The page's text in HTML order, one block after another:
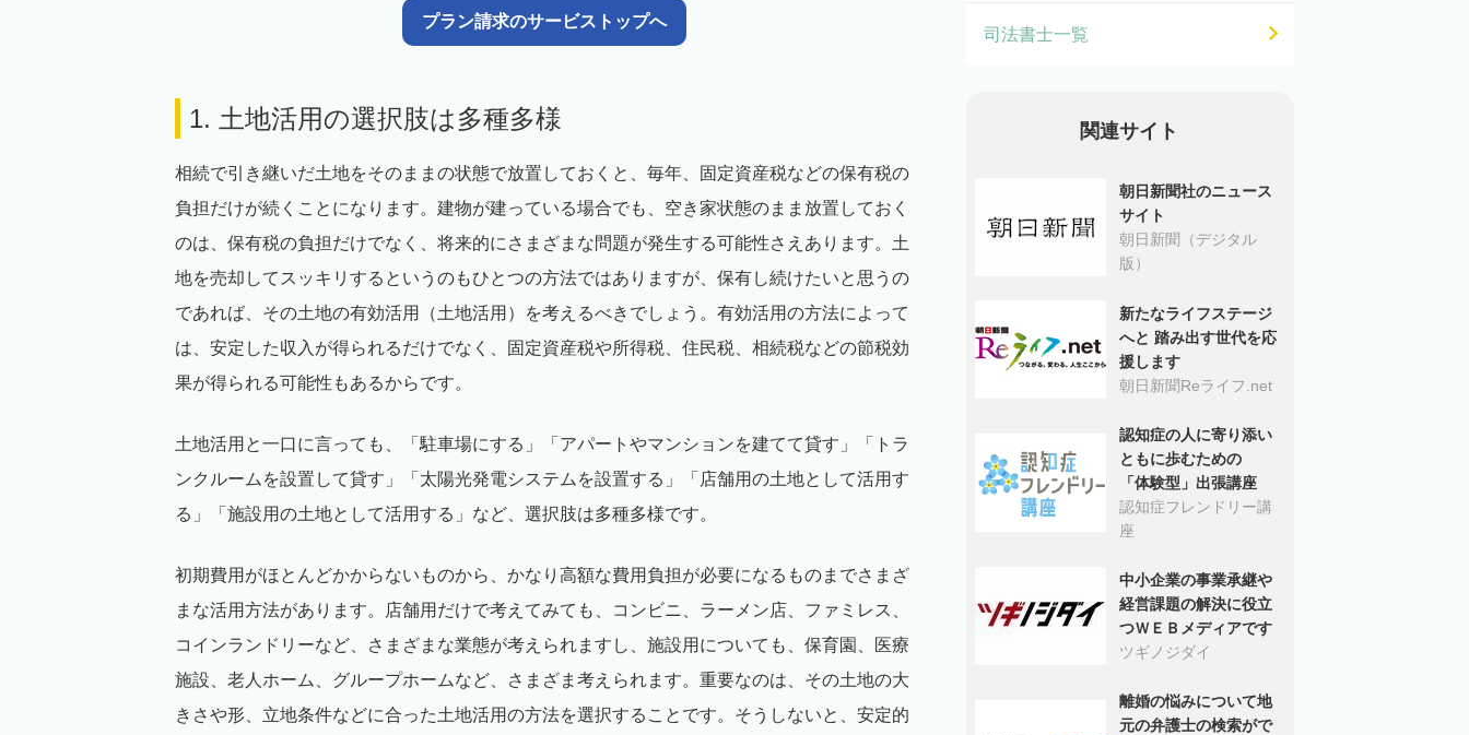
プラン請求のサービストップへ
1. 土地活用の選択肢は多種多様
相続で引き継いだ土地をそのままの状態で放置しておくと、毎年、固定資産税などの保有税の
負担だけが続くことになります。建物が建っている場合でも、空き家状態のまま放置しておく
のは、保有税の負担だけでなく、将来的にさまざまな問題が発生する可能性さえあります。土
地を売却してスッキリするというのもひとつの方法ではありますが、保有し続けたいと思うの
であれば、その土地の有効活用（土地活用）を考えるべきでしょう。有効活用の方法によって
は、安定した収入が得られるだけでなく、固定資産税や所得税、住民税、相続税などの節税効
果が得られる可能性もあるからです。
土地活用と一口に言っても、「駐車場にする」「アパートやマンションを建てて貸す」「トラ
ンクルームを設置して貸す」「太陽光発電システムを設置する」「店舗用の土地として活用す
る」「施設用の土地として活用する」など、選択肢は多種多様です。
初期費用がほとんどかからないものから、かなり高額な費用負担が必要になるものまでさまざ
まな活用方法があります。店舗用だけで考えてみても、コンビニ、ラーメン店、ファミレス、
コインランドリーなど、さまざまな業態が考えられますし、施設用についても、保育園、医療
施設、老人ホーム、グループホームなど、さまざま考えられます。重要なのは、その土地の大
きさや形、立地条件などに合った土地活用の方法を選択することです。そうしないと、安定的
司法書士一覧
関連サイト
朝日新聞社のニュース
サイト
朝日新聞（デジタル
版）
新たなライフステージ
へと 踏み出す世代を応
援します
朝日新聞Reライフ.net
認知症の人に寄り添い
ともに歩むための
「体験型」出張講座
認知症フレンドリー講
座
中小企業の事業承継や
経営課題の解決に役立
つＷＥＢメディアです
ツギノジダイ
離婚の悩みについて地
元の弁護士の検索がで